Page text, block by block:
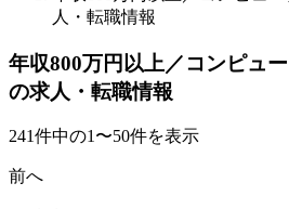
人・転職情報
年収800万円以上／コンピュ
の求人・転職情報
241件中の1〜50件を表示
前へ